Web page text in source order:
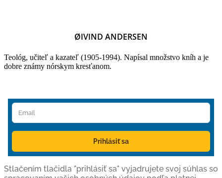
ØIVIND ANDERSEN
Teológ, učiteľ a kazateľ (1905-1994). Napísal množstvo kníh a je
dobre známy nórskym kresťanom.
Prihlásiť sa
Stlačením tlačidla "prihlásiť sa" vyjadrujete svoj súhlas so